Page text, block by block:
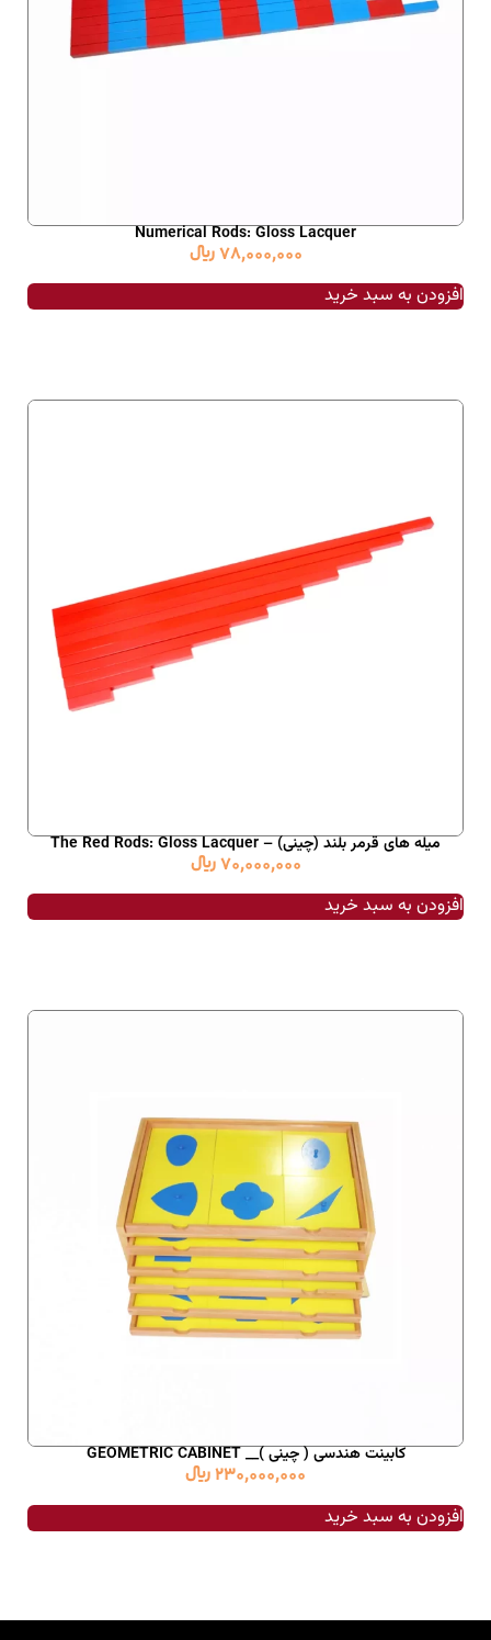
Numerical Rods: Gloss Lacquer
78,000,000 ﷼
افزودن به سبد خرید
میله های قرمر بلند (چینی) – The Red Rods: Gloss Lacquer
70,000,000 ﷼
افزودن به سبد خرید
کابینت هندسی ( چینی )__ GEOMETRIC CABINET
230,000,000 ﷼
افزودن به سبد خرید